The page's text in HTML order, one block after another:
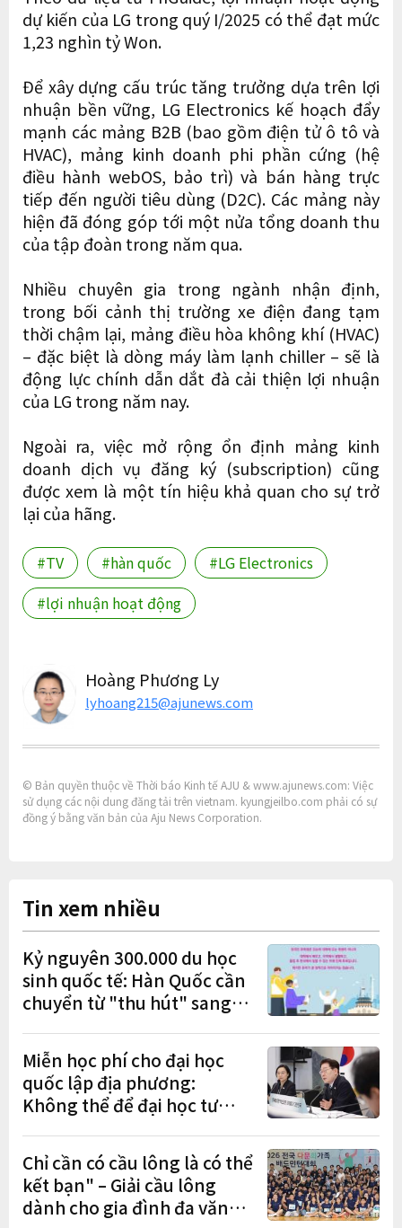
dự kiến của LG trong quý I/2025 có thể đạt mức
1,23 nghìn tỷ Won.
Để xây dựng cấu trúc tăng trưởng dựa trên lợi
nhuận bền vững, LG Electronics kế hoạch đẩy
mạnh các mảng B2B (bao gồm điện tử ô tô và
HVAC), mảng kinh doanh phi phần cứng (hệ
điều hành webOS, bảo trì) và bán hàng trực
tiếp đến người tiêu dùng (D2C). Các mảng này
hiện đã đóng góp tới một nửa tổng doanh thu
của tập đoàn trong năm qua.
Nhiều chuyên gia trong ngành nhận định,
trong bối cảnh thị trường xe điện đang tạm
thời chậm lại, mảng điều hòa không khí (HVAC)
– đặc biệt là dòng máy làm lạnh chiller – sẽ là
động lực chính dẫn dắt đà cải thiện lợi nhuận
của LG trong năm nay.
Ngoài ra, việc mở rộng ổn định mảng kinh
doanh dịch vụ đăng ký (subscription) cũng
được xem là một tín hiệu khả quan cho sự trở
lại của hãng.
#TV #hàn quốc
#LG Electronics
#lợi nhuận hoạt động
Hoàng Phương Ly
lyhoang215@ajunews.com
© Bản quyền thuộc về Thời báo Kinh tế AJU & www.ajunews.com: Việc
sử dụng các nội dung đăng tải trên vietnam. kyungjeilbo.com phải có sự
đồng ý bằng văn bản của Aju News Corporation.
Tin xem nhiều
Kỷ nguyên 300.000 du học
sinh quốc tế: Hàn Quốc cần
chuyển từ "thu hút" sang
cư"
Miễn học phí cho đại học
quốc lập địa phương:
Không thể để đại học tư
Chỉ cần có cầu lông là có thể
kết bạn" – Giải cầu lông
dành cho gia đình đa văn